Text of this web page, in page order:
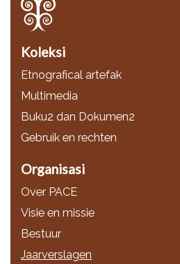
Koleksi
Etnografical artefak
Multimedia
Buku2 dan Dokumen2
Gebruik en rechten
Organisasi
Over PACE
Visie en missie
Bestuur
Jaarverslagen